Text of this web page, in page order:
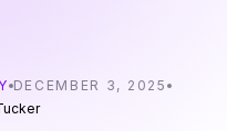
DECEMBER 3, 2025